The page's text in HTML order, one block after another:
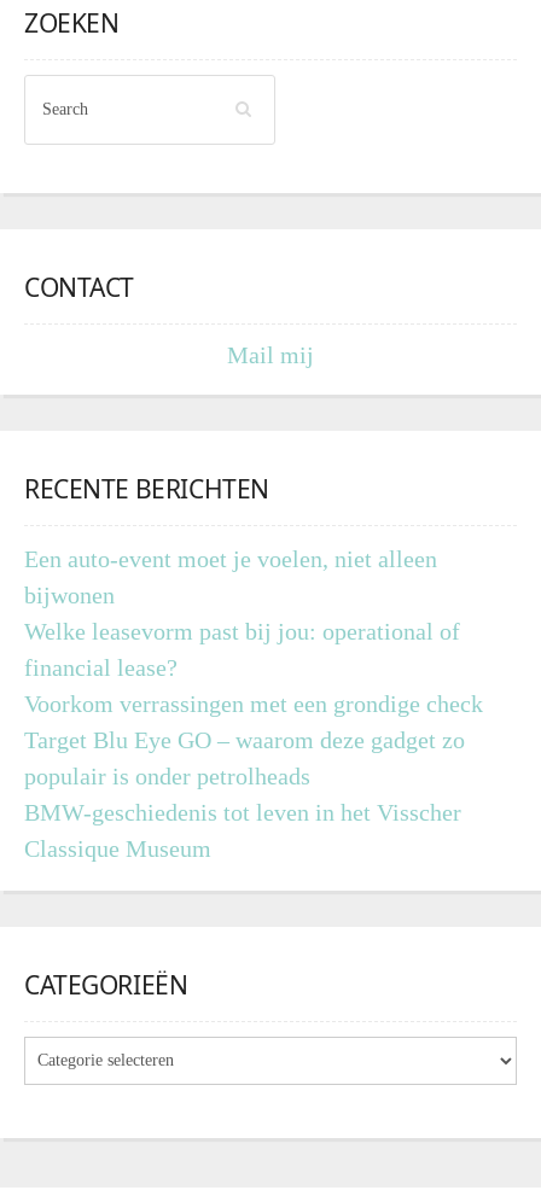
ZOEKEN
CONTACT
Mail mij
RECENTE BERICHTEN
Een auto-event moet je voelen, niet alleen
bijwonen
Welke leasevorm past bij jou: operational of
financial lease?
Voorkom verrassingen met een grondige check
Target Blu Eye GO – waarom deze gadget zo
populair is onder petrolheads
BMW-geschiedenis tot leven in het Visscher
Classique Museum
CATEGORIEËN